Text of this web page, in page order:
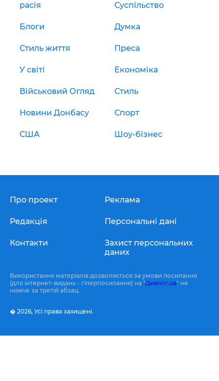
расія Суспільство
Блоги Думка
Стиль життя Преса
У світі Економіка
Військовий Огляд Стиль
Новини Донбасу Спорт
США Шоу-бізнес
Про проект
Редакція
Контакти
Реклама
Персональні дані
Захист персональних
даних
Використання матеріалів дозволяється за умови посилання
(для інтернет-видань - гіперпосилання) на "Диалог.ua" не
нижче за третій абзац.
� 2026, Усі права захищені.